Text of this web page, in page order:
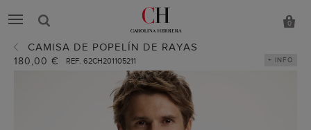
0
CAMISA DE POPELÍN DE RAYAS
180,00 € REF. 62CH201105211 + INFO